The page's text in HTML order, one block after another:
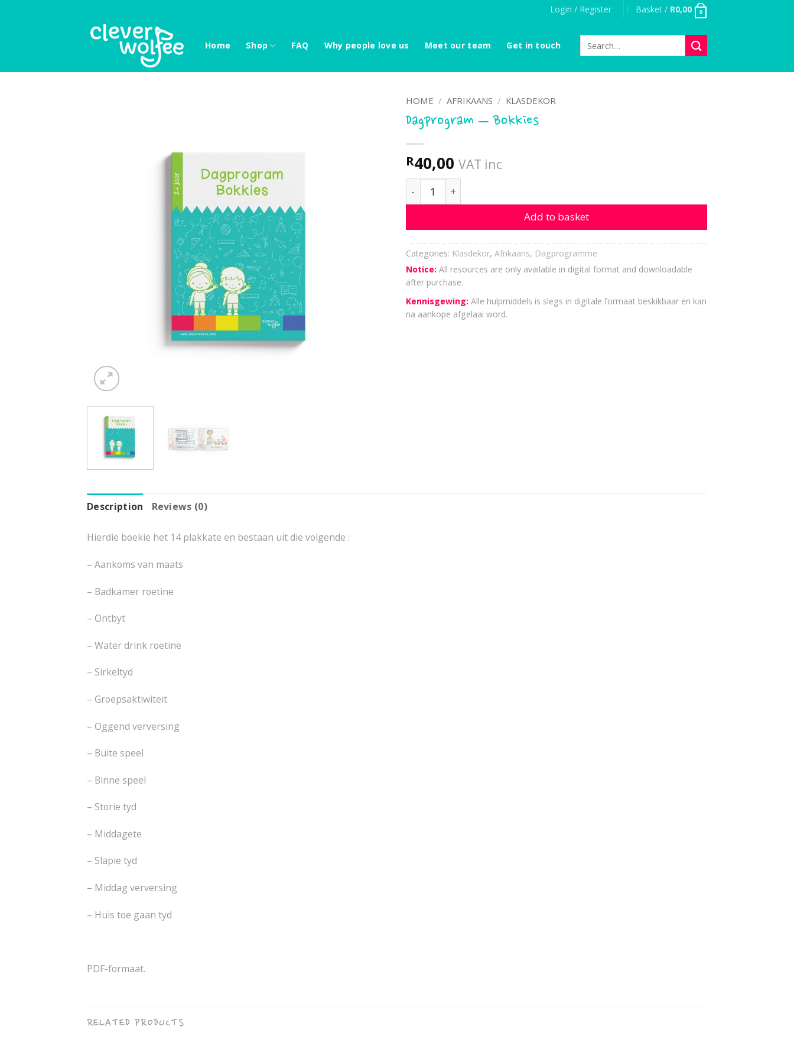
Login / Register Basket / R0,00 0
Home Shop FAQ Why people love us Meet our team Get in touch
for:
HOME / AFRIKAANS / KLASDEKOR
Dagprogram – Bokkies
R40,00 VAT inc
Dagprogram - Bokkies quantity
Add to basket
Categories: Klasdekor, Afrikaans, Dagprogramme
Notice: All resources are only available in digital format and downloadable
after purchase.
Kennisgewing: Alle hulpmiddels is slegs in digitale formaat beskikbaar en kan
na aankope afgelaai word.
Description Reviews (0)
Hierdie boekie het 14 plakkate en bestaan uit die volgende :
– Aankoms van maats
– Badkamer roetine
– Ontbyt
– Water drink roetine
– Sirkeltyd
– Groepsaktiwiteit
– Oggend verversing
– Buite speel
– Binne speel
– Storie tyd
– Middagete
– Slapie tyd
– Middag verversing
– Huis toe gaan tyd
PDF-formaat.
RELATED PRODUCTS